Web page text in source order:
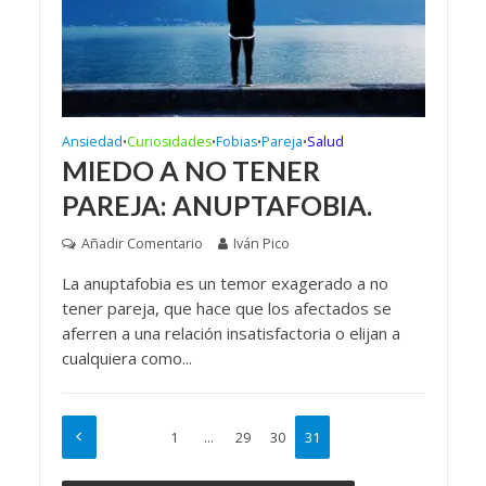
Ansiedad•Curiosidades•Fobias•Pareja•Salud
MIEDO A NO TENER
PAREJA: ANUPTAFOBIA.
Añadir Comentario Iván Pico
La anuptafobia es un temor exagerado a no
tener pareja, que hace que los afectados se
aferren a una relación insatisfactoria o elijan a
cualquiera como...
1 … 29 30 31